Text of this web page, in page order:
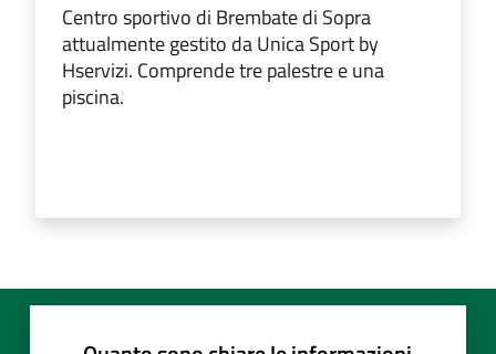
Centro sportivo di Brembate di Sopra
attualmente gestito da Unica Sport by
Hservizi. Comprende tre palestre e una
piscina.